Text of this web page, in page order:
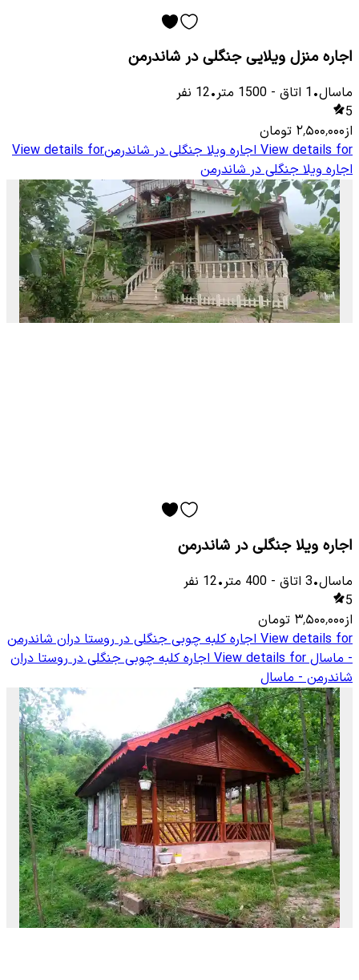
اجاره منزل ویلایی جنگلی در شاندرمن
ماسال•
1 اتاق -
1500 متر•
12 نفر
5
از۲٬۵۰۰٬۰۰۰ تومان
View details for اجاره ویلا جنگلی در شاندرمنView details for
اجاره ویلا جنگلی در شاندرمن
اجاره ویلا جنگلی در شاندرمن
ماسال•
3 اتاق -
400 متر•
12 نفر
5
از۳٬۵۰۰٬۰۰۰ تومان
View details for اجاره کلبه چوبی جنگلی در روستا دران شاندرمن
- ماسالView details for اجاره کلبه چوبی جنگلی در روستا دران
شاندرمن - ماسال